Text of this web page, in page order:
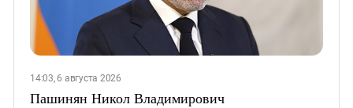
14:03, 6 августа 2026
Пашинян Никол Владимирович